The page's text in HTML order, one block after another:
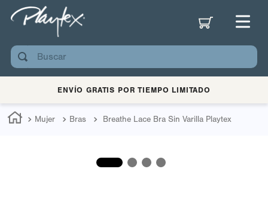
Buscar
ENVÍO GRATIS POR TIEMPO LIMITADO
Mujer Bras Breathe Lace Bra Sin Varilla Playtex